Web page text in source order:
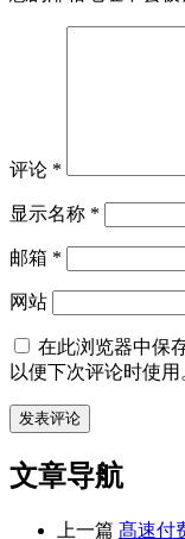
评论 *
显示名称 *
邮箱 *
网站
在此浏览器中保
以便下次评论时使用
文章导航
上一篇 髙速付